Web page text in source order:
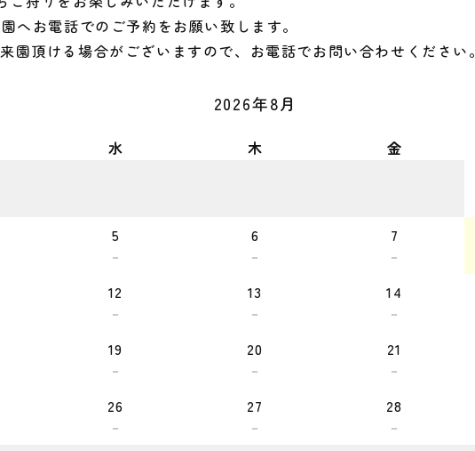
へお電話でのご予約をお願い致します。
園頂ける場合がございますので、お電話でお問い合わせください。
2026年8月
水 木 金
5
－
6
－
7
－
12
－
13
－
14
－
19
－
20
－
21
－
26
－
27
－
28
－